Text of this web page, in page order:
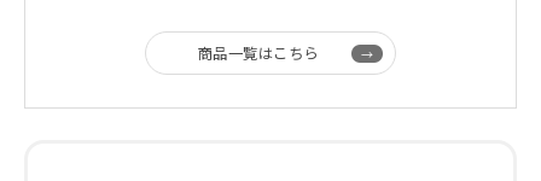
商品一覧はこちら